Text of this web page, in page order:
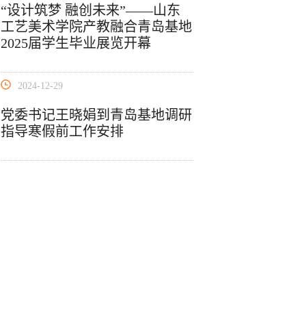
“设计筑梦 融创未来”——山东
工艺美术学院产教融合青岛基地
2025届学生毕业展览开幕
2024-12-29
党委书记王晓娟到青岛基地调研
指导寒假前工作安排